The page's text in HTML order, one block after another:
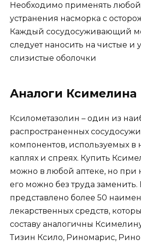
Необходимо применять любой
устранения насморка с
Каждый сосудосуживающий
следует наносить на чистые и
слизистые оболочки
Аналоги Ксимелина
Ксилометазолин – один из
распространенных
компонентов, используемых в
каплях и спреях. Купить
можно в любой аптеке, но при
его можно без труда заменить.
представлено более 50
лекарственных средств,
составу аналогичны
Тизин Ксило, Риномарис,